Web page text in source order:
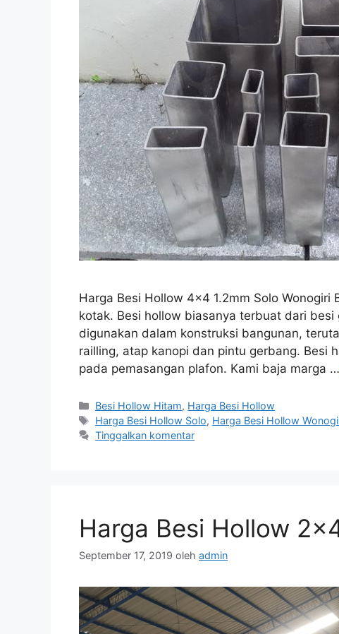
Harga Besi Hollow 4×4 1.2mm Solo
kotak. Besi hollow biasanya terbuat dari
digunakan dalam konstruksi bangunan,
railling, atap kanopi dan pintu gerbang. Besi
pada pemasangan plafon. Kami baja marga …
Kategori
Besi Hollow Hitam, Harga Besi Hollow
Tag
Harga Besi Hollow Solo, Harga Besi Hollow
Tinggalkan komentar
Harga Besi Hollow
September 17, 2019 oleh admin